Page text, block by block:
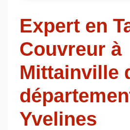
Expert en
Couvreur à
Mittainville
Yvelines